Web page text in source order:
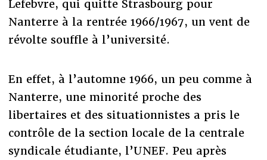
Lefebvre, qui quitte Strasbourg pour
Nanterre à la rentrée 1966/1967, un vent de
révolte souffle à l’université.
En effet, à l’automne 1966, un peu comme à
Nanterre, une minorité proche des
libertaires et des situationnistes a pris le
contrôle de la section locale de la centrale
syndicale étudiante, l’UNEF. Peu après